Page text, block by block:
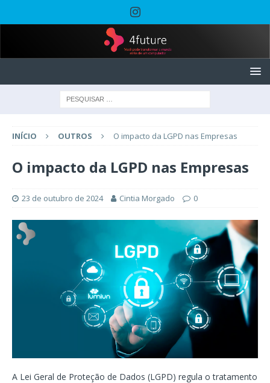
INÍCIO OUTROS O impacto da LGPD nas Empresas
O impacto da LGPD nas Empresas
23 de outubro de 2024 Cintia Morgado 0
A Lei Geral de Proteção de Dados (LGPD) regula o tratamento